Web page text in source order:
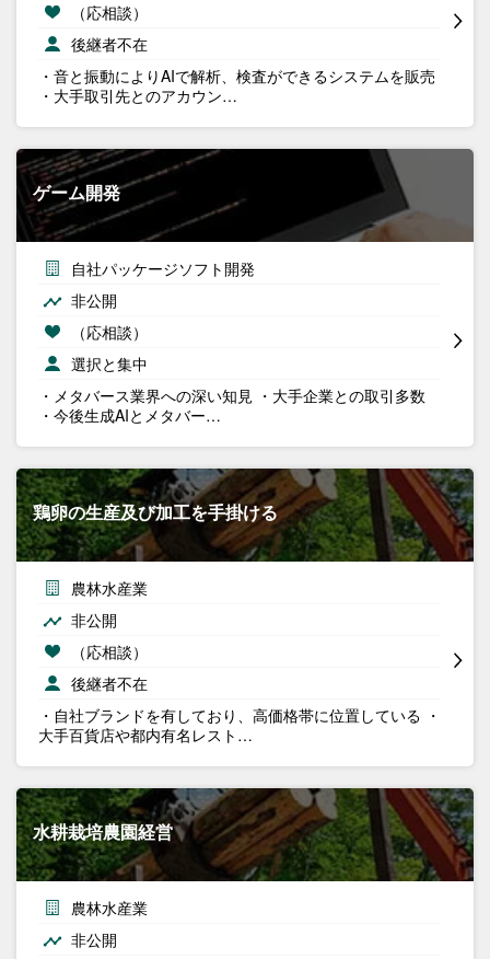
（応相談）
後継者不在
・音と振動によりAIで解析、検査ができるシステムを販売
・大手取引先とのアカウン…
ゲーム開発
自社パッケージソフト開発
非公開
（応相談）
選択と集中
・メタバース業界への深い知見 ・大手企業との取引多数
・今後生成AIとメタバー…
鶏卵の生産及び加工を手掛ける
農林水産業
非公開
（応相談）
後継者不在
・自社ブランドを有しており、高価格帯に位置している ・
大手百貨店や都内有名レスト…
水耕栽培農園経営
農林水産業
非公開